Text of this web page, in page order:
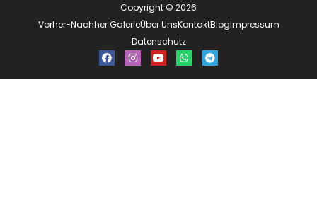
Copyright © 2026
Vorher-Nachher GalerieÜber UnsKontaktBlogImpressum
Datenschutz